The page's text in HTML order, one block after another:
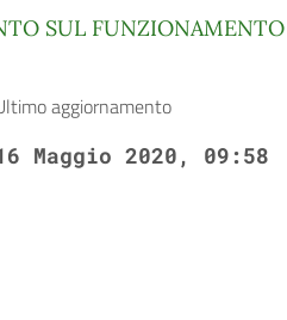
SUL
aggiornamento
Maggio 2020, 09:58